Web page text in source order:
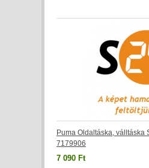
Puma Oldaltáska, válltáska
7179906
7 090 Ft